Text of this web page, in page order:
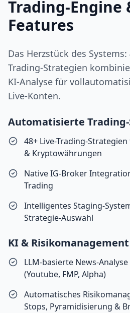
Trading-Engine
Features
Das Herzstück des
Trading-Strategien
KI-Analyse für
Live-Konten.
Automatisierte
48+ Live-Trading-
& Kryptowährungen
Native IG-Broker
Trading
Intelligentes Staging-
Strategie-Auswahl
KI & Risikomanagement
LLM-basierte News-
(Youtube, FMP, Alpha)
Automatisches
Stops, Pyramidisierung &